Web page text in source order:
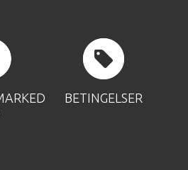
BETINGELSER